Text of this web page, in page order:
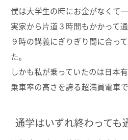
僕は大学生の時にお金がなくて
実家から片道３時間もかかって
９時の講義にぎりぎり間に合っ
た。
しかも私が乗っていたのは日本
乗車率の高さを誇る超満員電車で
通学はいずれ終わっても